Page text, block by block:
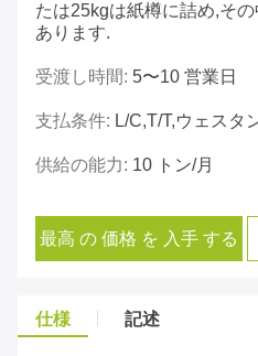
たは25kgは紙樽に詰め,そ
あります.
受渡し時間: 5〜10 営業日
支払条件: L/C,T/T,ウェスタ
供給の能力: 10 トン/月
最高 の 価格 を 入手 する
仕様 記述